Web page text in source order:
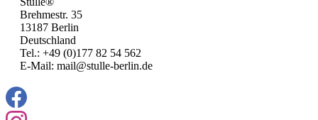
Brehmestr. 35
13187 Berlin
Deutschland
Tel.: +49 (0)177 82 54 562
E-Mail: mail@stulle-berlin.de